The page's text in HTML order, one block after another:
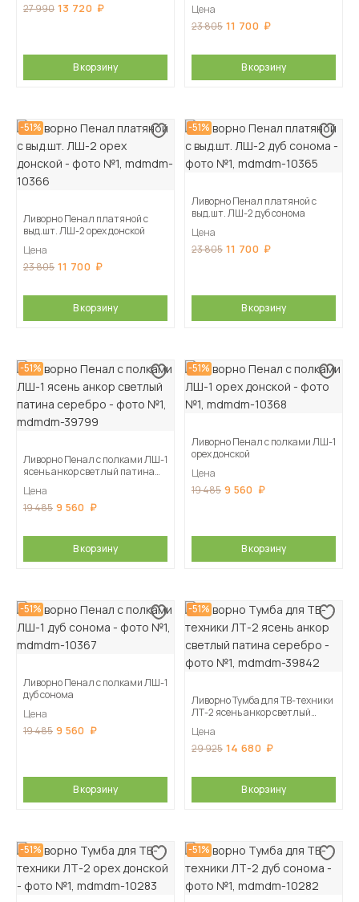
27 990 13 720
В корзину
Цена
23 805 11 700
В корзину
-51%
Ливорно Пенал платяной с
выд.шт. ЛШ-2 орех донской
Цена
23 805 11 700
В корзину
-51%
Ливорно Пенал платяной с
выд.шт. ЛШ-2 дуб сонома
Цена
23 805 11 700
В корзину
-51%
Ливорно Пенал с полками ЛШ-1
ясень анкор светлый патина
Цена
19 485 9 560
В корзину
-51%
Ливорно Пенал с полками ЛШ-1
орех донской
Цена
19 485 9 560
В корзину
-51%
Ливорно Пенал с полками ЛШ-1
дуб сонома
Цена
19 485 9 560
В корзину
-51%
Ливорно Тумба для ТВ-техники
ЛТ-2 ясень анкор светлый
Цена
29 925 14 680
В корзину
-51% -51%